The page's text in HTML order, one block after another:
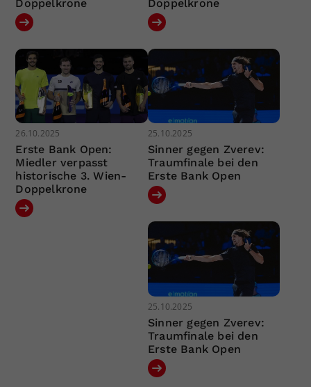
Doppelkrone Doppelkrone
26.10.2025
Erste Bank Open:
Miedler verpasst
historische 3. Wien-
Doppelkrone
25.10.2025
Sinner gegen Zverev:
Traumfinale bei den
Erste Bank Open
25.10.2025
Sinner gegen Zverev:
Traumfinale bei den
Erste Bank Open